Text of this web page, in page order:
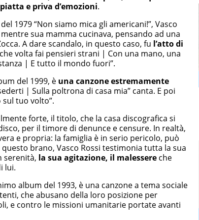
e priva d’emozioni.
1979 “Non siamo mica gli americani!”, Vasco
sua mamma cucinava, pensando ad una
A dare scandalo, in questo caso, fu l’atto di
volta fai pensieri strani | Con una mano, una
| E tutto il mondo fuori”.
del 1999, è una canzone estremamente
| Sulla poltrona di casa mia” canta. E poi
tuo volto”.
forte, il titolo, che la casa discografica si
per il timore di denunce e censure. In realtà,
e propria: la famiglia è in serio pericolo, può
brano, Vasco Rossi testimonia tutta la sua
serenità, la sua agitazione, il malessere che
lui.
album del 1993, è una canzone a tema sociale
che abusano della loro posizione per
e contro le missioni umanitarie portate avanti